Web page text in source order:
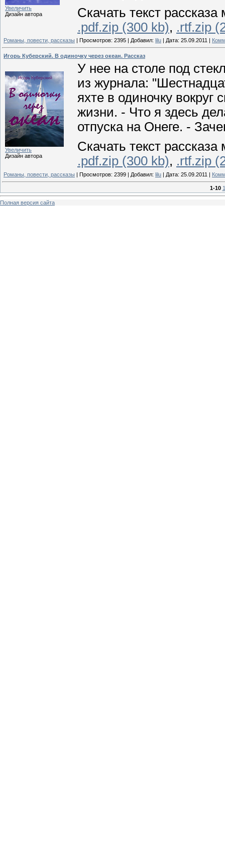
Увеличить
Дизайн автора
Скачать текст
.pdf.zip (300 kb), .rtf.zip
Романы, повести, рассказы | Просмотров: 2395 | Добавил: lilu | Дата: 25.09.2011 |
Игорь Куберский. В одиночку через океан. Рассказ
Увеличить
Дизайн автора
У нее на столе под
из журнала:
яхте в одиночку
жизни. - Что я здесь
отпуска на Онеге. -
Скачать текст
.pdf.zip (300 kb), .rtf.zip
Романы, повести, рассказы | Просмотров: 2399 | Добавил: lilu | Дата: 25.09.2011 |
1-10
Полная версия сайта